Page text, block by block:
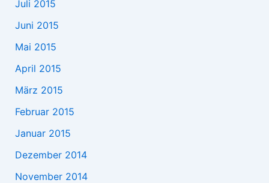
Juli 2015
Juni 2015
Mai 2015
April 2015
März 2015
Februar 2015
Januar 2015
Dezember 2014
November 2014